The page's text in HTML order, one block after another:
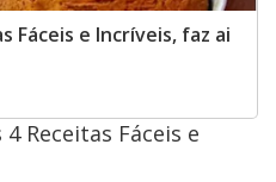
Fáceis e Incríveis, faz ai
Receitas Fáceis e